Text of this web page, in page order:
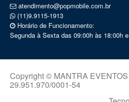
atendimento@popmobile.com.br
(11)9.9115-1913
Horário de Funcionamento:
Segunda à Sexta das 09:00h às 18:00h
Copyright © MANTRA EVENTOS
29.951.970/0001-54